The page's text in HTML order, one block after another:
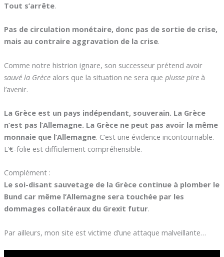
Tout s’arrête.
Pas de circulation monétaire, donc pas de sortie de crise,
mais au contraire aggravation de la crise.
Comme notre histrion ignare, son successeur prétend avoir
sauvé la Grèce alors que la situation ne sera que plusse pire à
l’avenir.
La Grèce est un pays indépendant, souverain. La Grèce
n’est pas l’Allemagne. La Grèce ne peut pas avoir la même
monnaie que l’Allemagne. C’est une évidence incontournable.
L’€-folie est difficilement compréhensible.
Complément :
Le soi-disant sauvetage de la Grèce continue à plomber le
Bund car même l’Allemagne sera touchée par les
dommages collatéraux du Grexit futur.
Par ailleurs, mon site est victime d’une attaque malveillante…